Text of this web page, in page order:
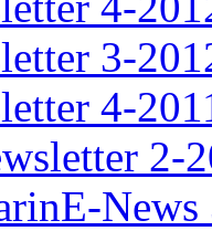
3-
4-
2-
News